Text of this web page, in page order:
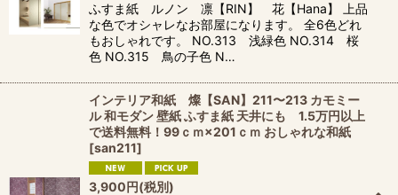
ふすま紙 ルノン 凛【RIN】 花【Hana】 上品
な色でオシャレなお部屋になります。 全6色どれ
もおしゃれです。 NO.313 浅緑色 NO.314 桜
色 NO.315 鳥の子色 N…
インテリア和紙 燦【SAN】211〜213 カモミー
ル 和モダン 壁紙 ふすま紙 天井にも 1.5万円以上
で送料無料！99ｃｍ×201ｃｍ おしゃれな和紙
[san211]
3,900円(税別)